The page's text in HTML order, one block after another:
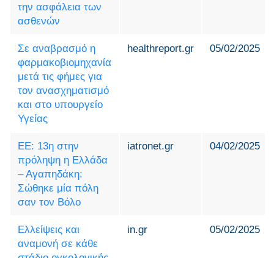
την ασφάλεια των
ασθενών
Σε αναβρασμό η
φαρμακοβιομηχανία
μετά τις φήμες για
τον ανασχηματισμό
και στο υπουργείο
Υγείας
healthreport.gr 05/02/2025
ΕΕ: 13η στην
πρόληψη η Ελλάδα
– Αγαπηδάκη:
Σώθηκε μία πόλη
σαν τον Βόλο
iatronet.gr 04/02/2025
Ελλείψεις και
αναμονή σε κάθε
in.gr 05/02/2025